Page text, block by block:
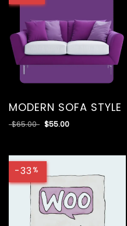
MODERN SOFA STYLE
$65.00 $55.00
-33%